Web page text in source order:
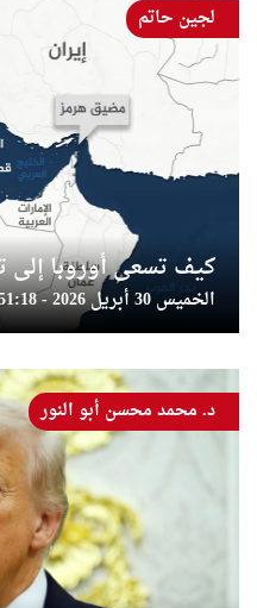
كيف تسعى أوروبا
الخميس 30 أبريل 2026 - 14:51:18
لجين حاتم
د. محمد محسن أبو النور